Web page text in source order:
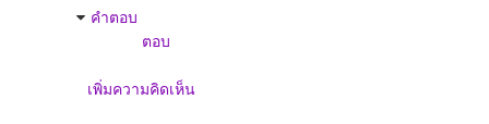
คำตอบ
ตอบ
เพิ่มความคิดเห็น